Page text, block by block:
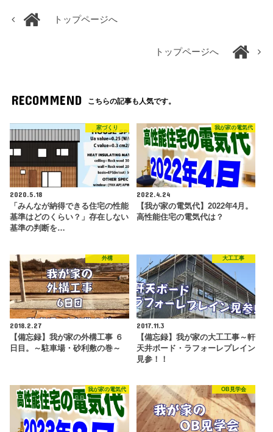
トップページへ
トップページへ
RECOMMEND こちらの記事も人気です。
家づくり
2020.5.18
「みんなが納得できる住宅の性能
基準はどのくらい？」存在しない
基準の判断を…
我が家の電気代
2022.4.24
【我が家の電気代】2022年4月。
高性能住宅の電気代は？
外構
2018.2.27
【備忘録】我が家の外構工事 ６
日目。～駐車場・砂利敷の巻～
大工工事
2017.11.3
【備忘録】我が家の大工工事～軒
天井ボード・ラフォーレプレイン
見参！！
我が家の電気代 OB見学会